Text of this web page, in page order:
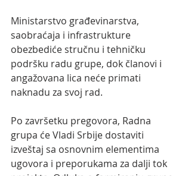
Ministarstvo građevinarstva,
saobraćaja i infrastrukture
obezbediće stručnu i tehničku
podršku radu grupe, dok članovi i
angažovana lica neće primati
naknadu za svoj rad.
Po završetku pregovora, Radna
grupa će Vladi Srbije dostaviti
izveštaj sa osnovnim elementima
ugovora i preporukama za dalji tok